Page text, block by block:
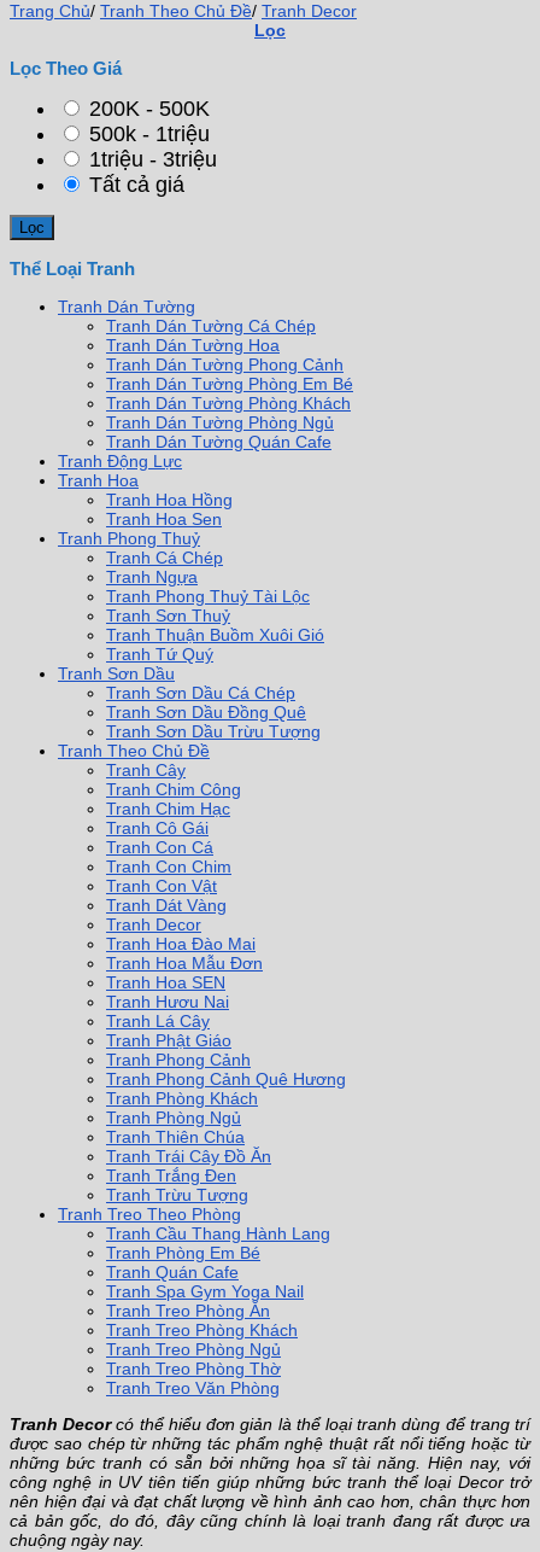
Trang Chủ/ Tranh Theo Chủ Đề/ Tranh Decor
Lọc
Lọc Theo Giá
200K - 500K
500k - 1triệu
1triệu - 3triệu
Tất cả giá
Thể Loại Tranh
Tranh Dán Tường
Tranh Dán Tường Cá Chép
Tranh Dán Tường Hoa
Tranh Dán Tường Phong Cảnh
Tranh Dán Tường Phòng Em Bé
Tranh Dán Tường Phòng Khách
Tranh Dán Tường Phòng Ngủ
Tranh Dán Tường Quán Cafe
Tranh Động Lực
Tranh Hoa
Tranh Hoa Hồng
Tranh Hoa Sen
Tranh Phong Thuỷ
Tranh Cá Chép
Tranh Ngựa
Tranh Phong Thuỷ Tài Lộc
Tranh Sơn Thuỷ
Tranh Thuận Buồm Xuôi Gió
Tranh Tứ Quý
Tranh Sơn Dầu
Tranh Sơn Dầu Cá Chép
Tranh Sơn Dầu Đồng Quê
Tranh Sơn Dầu Trừu Tượng
Tranh Theo Chủ Đề
Tranh Cây
Tranh Chim Công
Tranh Chim Hạc
Tranh Cô Gái
Tranh Con Cá
Tranh Con Chim
Tranh Con Vật
Tranh Dát Vàng
Tranh Decor
Tranh Hoa Đào Mai
Tranh Hoa Mẫu Đơn
Tranh Hoa SEN
Tranh Hươu Nai
Tranh Lá Cây
Tranh Phật Giáo
Tranh Phong Cảnh
Tranh Phong Cảnh Quê Hương
Tranh Phòng Khách
Tranh Phòng Ngủ
Tranh Thiên Chúa
Tranh Trái Cây Đồ Ăn
Tranh Trắng Đen
Tranh Trừu Tượng
Tranh Treo Theo Phòng
Tranh Cầu Thang Hành Lang
Tranh Phòng Em Bé
Tranh Quán Cafe
Tranh Spa Gym Yoga Nail
Tranh Treo Phòng Ăn
Tranh Treo Phòng Khách
Tranh Treo Phòng Ngủ
Tranh Treo Phòng Thờ
Tranh Treo Văn Phòng
Tranh Decorcó thể hiểu đơn giản là thể loại tranh dùng để trang trí
được sao chép từ những tác phẩm nghệ thuật rất nổi tiếng hoặc từ
những bức tranh có sẵn bởi những họa sĩ tài năng. Hiện nay, với
công nghệ in UV tiên tiến giúp những bức tranh thể loại Decor trở
nên hiện đại và đạt chất lượng về hình ảnh cao hơn, chân thực hơn
cả bản gốc, do đó, đây cũng chính là loại tranh đang rất được ưa
chuộng ngày nay.